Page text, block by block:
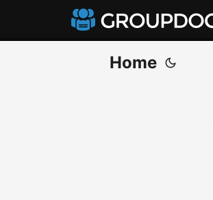
Home